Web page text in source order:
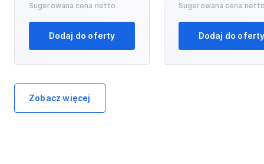
Sugerowana cena netto
Dodaj do oferty
Sugerowana cena
Dodaj do
Zobacz więcej